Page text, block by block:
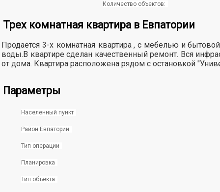
Количество объектов:
Трех комнатная квартира в Евпатории
Продается 3-х комнатная квартира , с мебелью и
воды.В квартире сделан качественный ремонт. Вся
от дома. Квартира расположена рядом с остановкой
Параметры
Населенный пункт
Район Евпатории
Тип операции
Планировка
Тип объекта